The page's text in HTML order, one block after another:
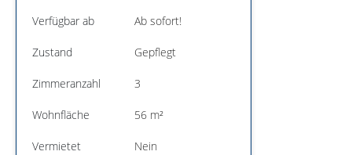
Verfügbar ab Ab sofort!
Zustand Gepflegt
Zimmeranzahl 3
Wohnfläche 56 m²
Vermietet Nein